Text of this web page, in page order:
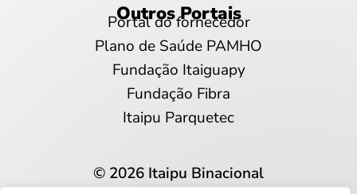
Outros Portais
Portal do fornecedor
Plano de Saúde PAMHO
Fundação Itaiguapy
Fundação Fibra
Itaipu Parquetec
© 2026 Itaipu Binacional